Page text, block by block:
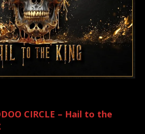
CIRCLE – Hail to the